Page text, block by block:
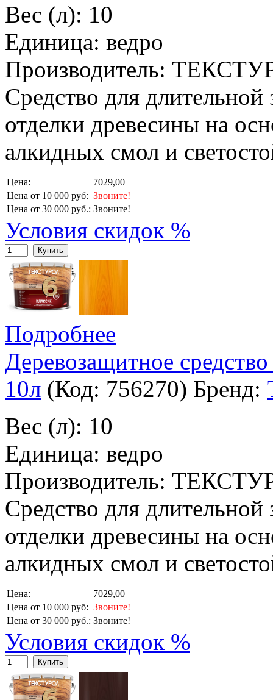
Вес (л): 10
Единица: ведро
Производитель:
Средство для
отделки древесины на
алкидных смол и
Цена:
7029,00
Цена от 10 000 руб: Звоните!
Цена от 30 000 руб.: Звоните!
Условия скидок %
Купить
Подробнее
Деревозащитное
10л (Код: 756270) Бренд:
Вес (л): 10
Единица: ведро
Производитель:
Средство для
отделки древесины на
алкидных смол и
Цена:
7029,00
Цена от 10 000 руб: Звоните!
Цена от 30 000 руб.: Звоните!
Условия скидок %
Купить